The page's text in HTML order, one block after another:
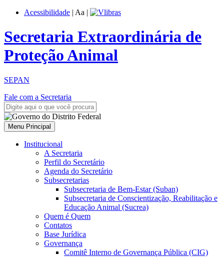
Acessibilidade | Aa |
Secretaria Extraordinária de
Proteção Animal
SEPAN
Fale com a Secretaria
Menu Principal
Institucional
A Secretaria
Perfil do Secretário
Agenda do Secretário
Subsecretarias
Subsecretaria de Bem-Estar (Suban)
Subsecretaria de Conscientização, Reabilitação e
Educação Animal (Sucrea)
Quem é Quem
Contatos
Base Jurídica
Governança
Comitê Interno de Governança Pública (CIG)